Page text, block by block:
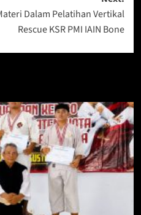
Dalam Pelatihan Vertikal
Rescue KSR PMI IAIN Bone